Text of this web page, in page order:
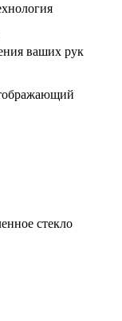
ваших рук
стекло